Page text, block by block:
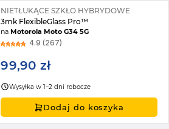
NIETŁUKĄCE SZKŁO HYBRYDOWE
3mk FlexibleGlass Pro™
naMotorola Moto G34 5G
4.9 (267)
99,90 zł
Wysyłka w 1–2 dni robocze
Dodaj do koszyka